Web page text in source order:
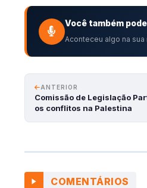
Você também
Aconteceu algo na sua
ANTERIOR
Comissão de Legislação
os conflitos na Palestina
COMENTÁRIOS